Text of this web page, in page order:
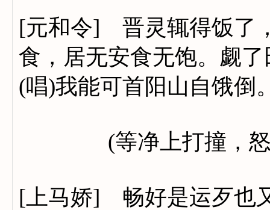
[元和令] 晋灵辄得饭了
食，居无安食无饱。觑
(唱)我能可首阳山自饿倒
(等净上打撞，怒
[上马娇] 畅好是运歹也